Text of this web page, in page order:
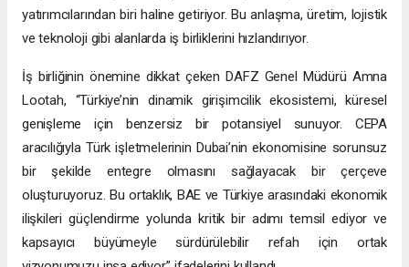
yatırımcılarından biri haline getiriyor. Bu anlaşma, üretim, lojistik
ve teknoloji gibi alanlarda iş birliklerini hızlandırıyor.
İş birliğinin önemine dikkat çeken DAFZ Genel Müdürü Amna
Lootah, “Türkiye’nin dinamik girişimcilik ekosistemi, küresel
genişleme için benzersiz bir potansiyel sunuyor. CEPA
aracılığıyla Türk işletmelerinin Dubai’nin ekonomisine sorunsuz
bir şekilde entegre olmasını sağlayacak bir çerçeve
oluşturuyoruz. Bu ortaklık, BAE ve Türkiye arasındaki ekonomik
ilişkileri güçlendirme yolunda kritik bir adımı temsil ediyor ve
kapsayıcı büyümeyle sürdürülebilir refah için ortak